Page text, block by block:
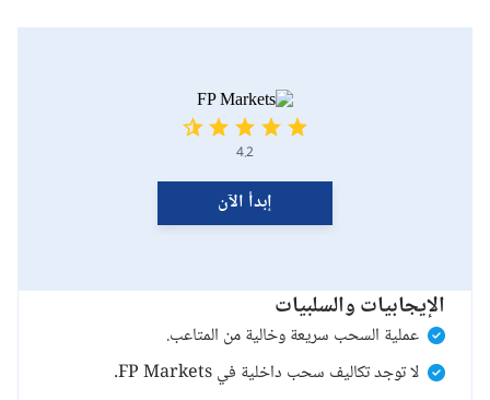
4.2
إبدأ الآن
الإيجابيات والسلبيات
عملية السحب سريعة وخالية من المتاعب.
لا توجد تكاليف سحب داخلية في FP Markets.